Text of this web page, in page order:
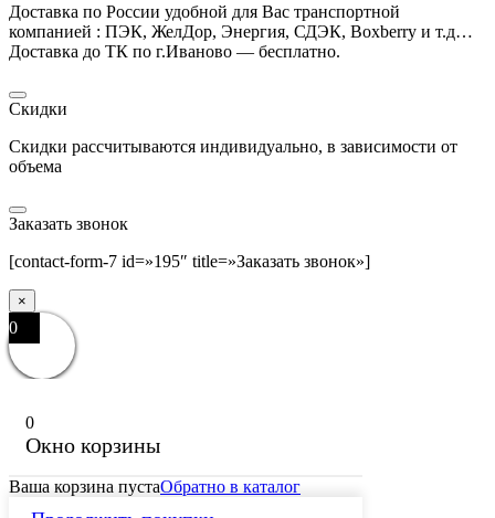
Доставка по России удобной для Вас транспортной
компанией : ПЭК, ЖелДор, Энергия, СДЭК, Boxberry и т.д…
Доставка до ТК по г.Иваново — бесплатно.
Скидки
Скидки рассчитываются индивидуально, в зависимости от
объема
Заказать звонок
[contact-form-7 id=»195″ title=»Заказать звонок»]
×
0
0
Окно корзины
Ваша корзина пустаОбратно в каталог